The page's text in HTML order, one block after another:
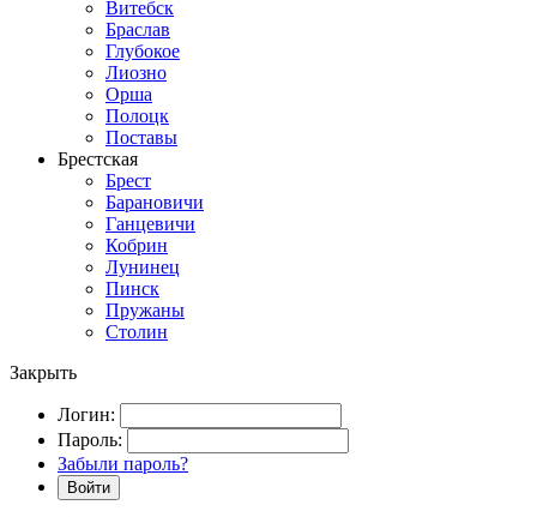
Витебск
Браслав
Глубокое
Лиозно
Орша
Полоцк
Поставы
Брестская
Брест
Барановичи
Ганцевичи
Кобрин
Лунинец
Пинск
Пружаны
Столин
Закрыть
Логин:
Пароль:
Забыли пароль?
Войти